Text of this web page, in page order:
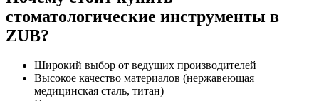
стоматологические инструменты в
ZUB?
Широкий выбор от ведущих производителей
Высокое качество материалов (нержавеющая
медицинская сталь, титан)